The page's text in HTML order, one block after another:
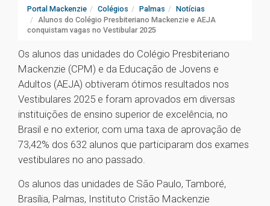
Portal Mackenzie Colégios Palmas
Notícias
Alunos do Colégio Presbiteriano Mackenzie e AEJA
conquistam vagas no Vestibular 2025
Os alunos das unidades do Colégio Presbiteriano
Mackenzie (CPM) e da Educação de Jovens e
Adultos (AEJA) obtiveram ótimos resultados nos
Vestibulares 2025 e foram aprovados em diversas
instituições de ensino superior de excelência, no
Brasil e no exterior, com uma taxa de aprovação de
73,42% dos 632 alunos que participaram dos exames
vestibulares no ano passado.
Os alunos das unidades de São Paulo, Tamboré,
Brasília, Palmas, Instituto Cristão Mackenzie